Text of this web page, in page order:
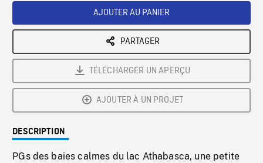
AJOUTER AU PANIER
PARTAGER
TÉLÉCHARGER UN APERÇU
AJOUTER À UN PROJET
DESCRIPTION
PGs des baies calmes du lac Athabasca, une petite